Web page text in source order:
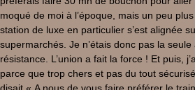
moqué de moi à l’époque, mais un peu
station de luxe en particulier s’est alignée
supermarchés. Je n’étais donc pas la
résistance. L’union a fait la force ! Et puis,
parce que trop chers et pas du tout